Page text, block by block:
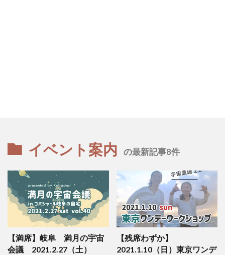
イベント案内 の最新記事8件
【満席】岐阜 満月の宇宙
会議 2021.2.27（土）
【残席わずか】
2021.1.10（日）東京ワンデ